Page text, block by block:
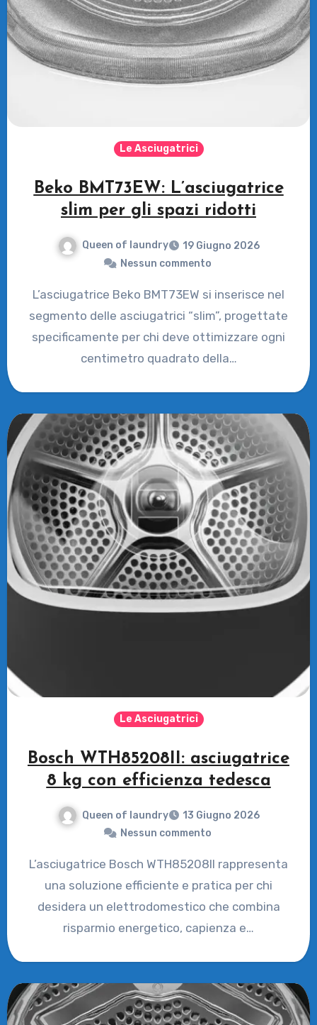
Le Asciugatrici
Beko BMT73EW: L’asciugatrice
slim per gli spazi ridotti
Queen of laundry
19 Giugno 2026
Nessun commento
L’asciugatrice Beko BMT73EW si inserisce nel
segmento delle asciugatrici “slim”, progettate
specificamente per chi deve ottimizzare ogni
centimetro quadrato della…
Le Asciugatrici
Bosch WTH85208II: asciugatrice
8 kg con efficienza tedesca
Queen of laundry
13 Giugno 2026
Nessun commento
L’asciugatrice Bosch WTH85208II rappresenta
una soluzione efficiente e pratica per chi
desidera un elettrodomestico che combina
risparmio energetico, capienza e…